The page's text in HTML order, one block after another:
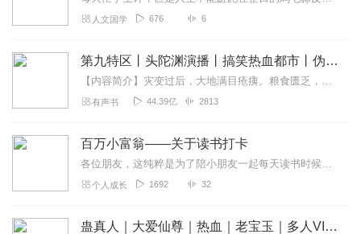
人文国学 676 6
第九特区丨头陀渊演播丨搞笑热血都市丨伪戒丨VIP免费多人有声剧
【内容简介】灾变过后，大地满目疮痍。粮食匮乏，资源紧俏，局势混乱……一位从待规划区杀出来的青年，背对着漫天黄沙，孤身来到九区谋生，却不曾想偶然结识三五好友，一念...
有声书 44.39亿 2813
百万小富翁——关于读书打卡
各位朋友，这纯粹是为了陪小朋友一起每天读书时候打卡用的。所以没有技巧，全是上班儿。哈哈哈。大家一起加油吧。
个人成长 1692 32
蛊真人｜大爱仙尊｜热血｜老宝玉｜多人VIP免费有声剧